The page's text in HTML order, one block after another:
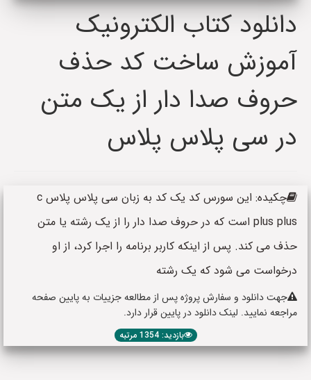
دانلود کتاب الکترونیک
آموزش ساخت کد حذف
حروف صدا دار از یک متن
در سی پلاس پلاس
چکیده: این سورس کد یک کد به زبان سی پلاس پلاس c
plus plus است که در حروف صدا دار را از یک رشته یا متن
حذف می کند. پس از اینکه کاربر برنامه را اجرا کرد، از او
درخواست می شود که یک رشته
جهت دانلود و سفارش پروژه پس از مطالعه جزییات به پایین صفحه
مراجعه نمایید. لینک دانلود در پایین قرار دارد.
بازدید: 1354 مرتبه